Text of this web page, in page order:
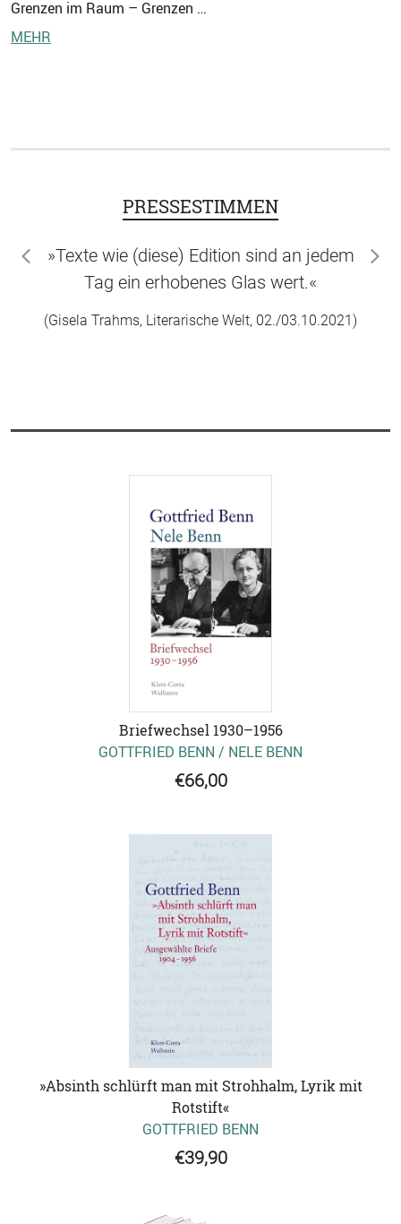
Grenzen im Raum – Grenzen …
MEHR
PRESSESTIMMEN
»Texte wie (diese) Edition sind an jedem
Tag ein erhobenes Glas wert.«
(Gisela Trahms, Literarische Welt, 02./03.10.2021)
zurück
Briefwechsel 1930–1956
GOTTFRIED BENN / NELE BENN
€66,00
»Absinth schlürft man mit Strohhalm, Lyrik mit
Rotstift«
GOTTFRIED BENN
€39,90